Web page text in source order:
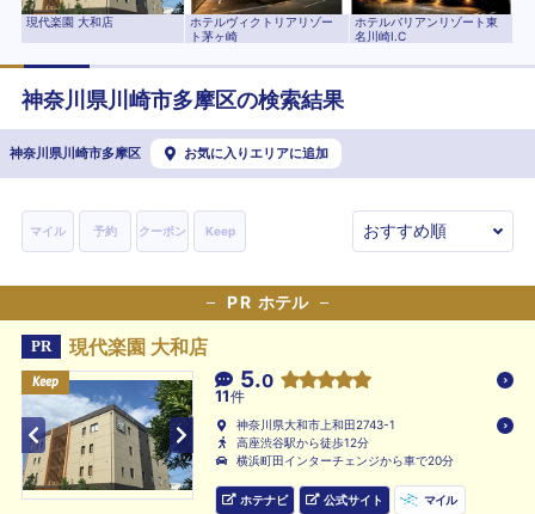
現代楽園 大和店
ホテルヴィクトリアリゾー
ト茅ヶ崎
ホテルバリアンリゾート東
名川崎I.C
神奈川県川崎市多摩区の検索結果
神奈川県川崎市多摩区 お気に入りエリアに追加
マイル 予約 クーポン Keep
PR ホテル
PR 現代楽園 大和店
Keep Keep 5.0
11件
神奈川県大和市上和田2743-1
高座渋谷駅から徒歩12分
横浜町田インターチェンジから車で20分
ホテナビ 公式サイト マイル